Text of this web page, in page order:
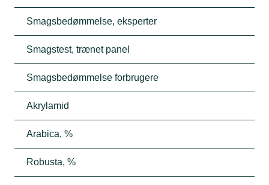
Smagsbedømmelse, eksperter
Smagstest, trænet panel
Smagsbedømmelse forbrugere
Akrylamid
Arabica, %
Robusta, %